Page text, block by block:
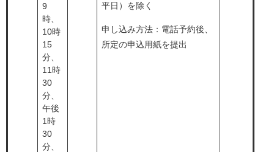
9
時、
10時
15
分、
11時
30
分、
午後
1時
30
分、
平日）を除く
申し込み方法：電話予約後、
所定の申込用紙を提出